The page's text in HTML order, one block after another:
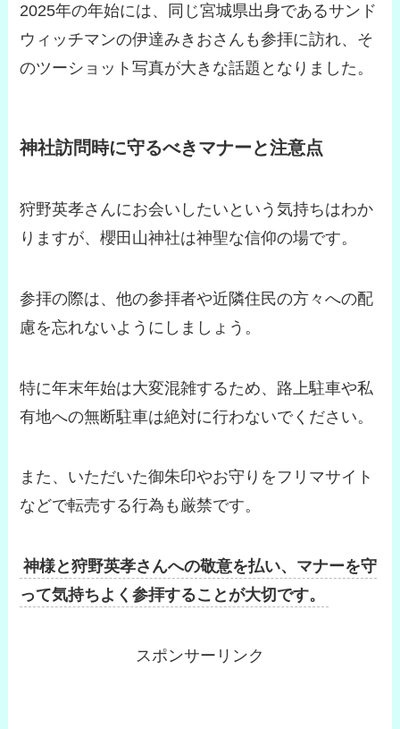
2025年の年始には、同じ宮城県出身であるサンド
ウィッチマンの伊達みきおさんも参拝に訪れ、そ
のツーショット写真が大きな話題となりました。
神社訪問時に守るべきマナーと注意点
狩野英孝さんにお会いしたいという気持ちはわか
りますが、櫻田山神社は神聖な信仰の場です。
参拝の際は、他の参拝者や近隣住民の方々への配
慮を忘れないようにしましょう。
特に年末年始は大変混雑するため、路上駐車や私
有地への無断駐車は絶対に行わないでください。
また、いただいた御朱印やお守りをフリマサイト
などで転売する行為も厳禁です。
神様と狩野英孝さんへの敬意を払い、マナーを守
って気持ちよく参拝することが大切です。
スポンサーリンク